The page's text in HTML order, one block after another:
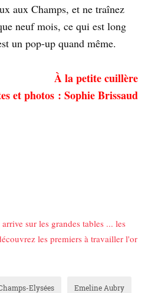
aux Champs, et ne traînez
neuf mois, ce qui est long
un pop-up quand même.
À la petite cuillère
et photos : Sophie Brissaud
sur les grandes tables ... les
les premiers à travailler l'or
Elysées Emeline Aubry